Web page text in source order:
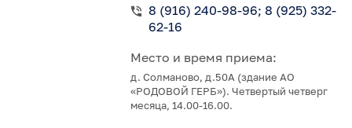
8 (916) 240-98-96; 8 (925) 332-
62-16
Место и время приема:
д. Солманово, д.50А (здание АО
«РОДОВОЙ ГЕРБ»). Четвертый четверг
месяца, 14.00-16.00.